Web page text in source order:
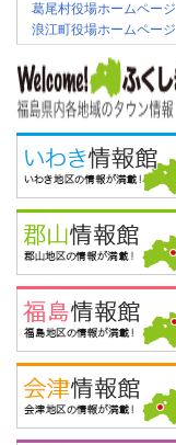
葛尾村役場ホームページ
浪江町役場ホームページ